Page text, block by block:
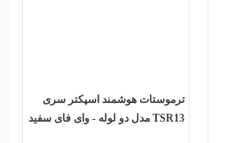
ترموستات هوشمند اسپکتر سری
TSR13 مدل دو لوله - وای فای سفید